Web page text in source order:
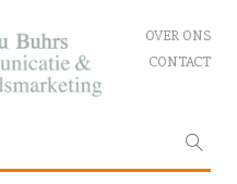
OVER ONS
CONTACT